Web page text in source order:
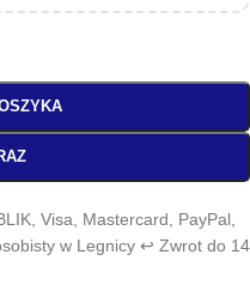
Visa, Mastercard, PayPal,
w Legnicy ↩️ Zwrot do 14